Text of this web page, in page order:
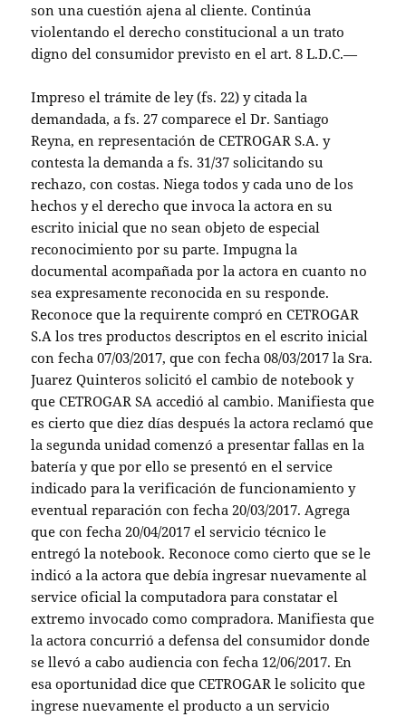
son una cuestión ajena al cliente. Continúa
violentando el derecho constitucional a un trato
digno del consumidor previsto en el art. 8 L.D.C.—
Impreso el trámite de ley (fs. 22) y citada la
demandada, a fs. 27 comparece el Dr. Santiago
Reyna, en representación de CETROGAR S.A. y
contesta la demanda a fs. 31/37 solicitando su
rechazo, con costas. Niega todos y cada uno de los
hechos y el derecho que invoca la actora en su
escrito inicial que no sean objeto de especial
reconocimiento por su parte. Impugna la
documental acompañada por la actora en cuanto no
sea expresamente reconocida en su responde.
Reconoce que la requirente compró en CETROGAR
S.A los tres productos descriptos en el escrito inicial
con fecha 07/03/2017, que con fecha 08/03/2017 la Sra.
Juarez Quinteros solicitó el cambio de notebook y
que CETROGAR SA accedió al cambio. Manifiesta que
es cierto que diez días después la actora reclamó que
la segunda unidad comenzó a presentar fallas en la
batería y que por ello se presentó en el service
indicado para la verificación de funcionamiento y
eventual reparación con fecha 20/03/2017. Agrega
que con fecha 20/04/2017 el servicio técnico le
entregó la notebook. Reconoce como cierto que se le
indicó a la actora que debía ingresar nuevamente al
service oficial la computadora para constatar el
extremo invocado como compradora. Manifiesta que
la actora concurrió a defensa del consumidor donde
se llevó a cabo audiencia con fecha 12/06/2017. En
esa oportunidad dice que CETROGAR le solicito que
ingrese nuevamente el producto a un servicio